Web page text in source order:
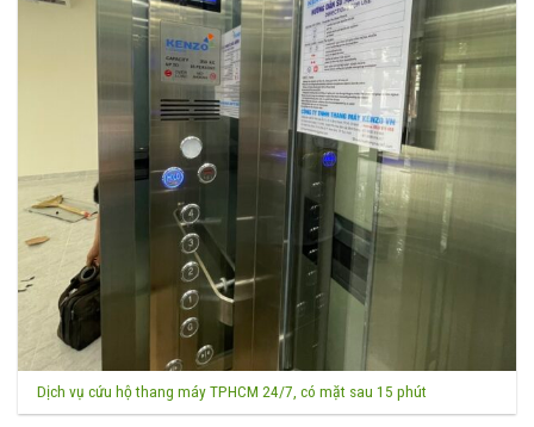
Dịch vụ cứu hộ thang máy TPHCM 24/7, có mặt sau 15 phút